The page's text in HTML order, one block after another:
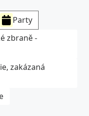
Party
zbraně -
zakázaná